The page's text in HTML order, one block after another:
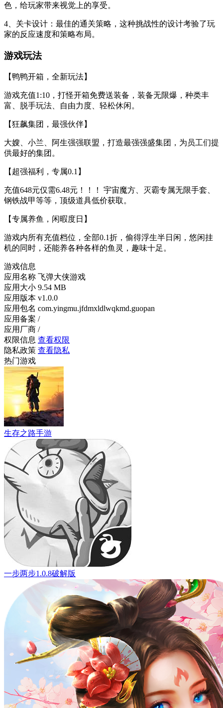
色，给玩家带来视觉上的享受。
4、关卡设计：最佳的通关策略，这种挑战性的设计考验了玩
家的反应速度和策略布局。
游戏玩法
【鸭鸭开箱，全新玩法】
游戏充值1:10，打怪开箱免费送装备，装备无限爆，种类丰
富、脱手玩法、自由力度、轻松休闲。
【狂飙集团，最强伙伴】
大嫂、小兰、阿生强强联盟，打造最强强盛集团，为员工们提
供最好的集团。
【超强福利，专属0.1】
充值648元仅需6.48元！！！ 宇宙魔方、灭霸专属无限手套、
钢铁战甲等等，顶级道具低价获取。
【专属养鱼，闲暇度日】
游戏内所有充值档位，全部0.1折，偷得浮生半日闲，悠闲挂
机的同时，还能养各种各样的鱼灵，趣味十足。
游戏信息
应用名称 飞弹大侠游戏
应用大小 9.54 MB
应用版本 v1.0.0
应用包名 com.yingmu.jfdmxldlwqkmd.guopan
应用备案 /
应用厂商 /
权限信息 查看权限
隐私政策 查看隐私
热门游戏
生存之路手游
一步两步1.0.8破解版